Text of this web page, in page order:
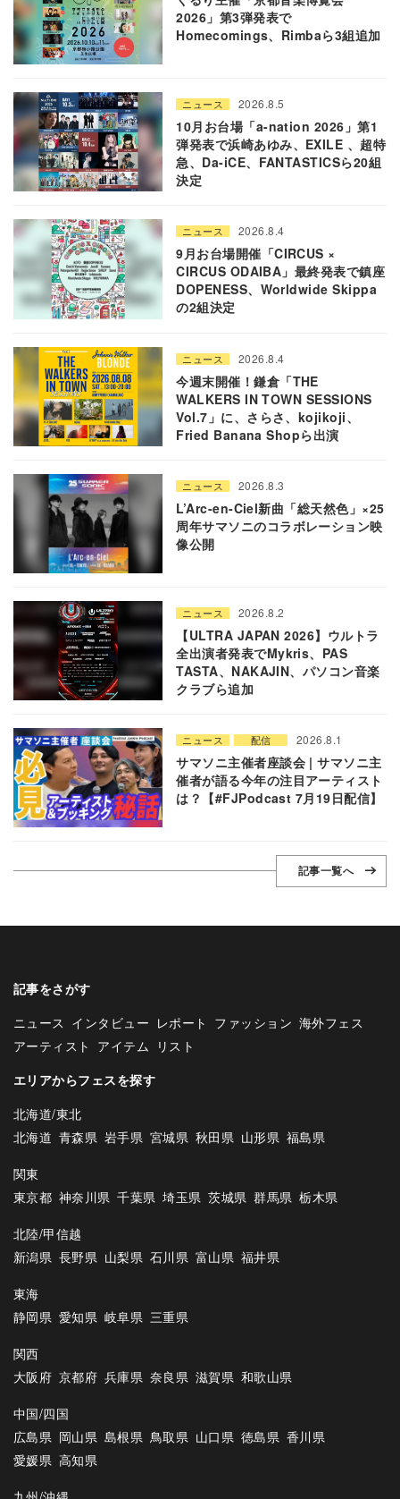
2026」第3弾発表で
Homecomings、Rimbaら3組追加
ニュース 2026.8.5
10月お台場「a-nation 2026」第1
弾発表で浜崎あゆみ、EXILE 、超特
急、Da-iCE、FANTASTICSら20組
決定
ニュース 2026.8.4
9月お台場開催「CIRCUS ×
CIRCUS ODAIBA」最終発表で鎮座
DOPENESS、Worldwide Skippa
の2組決定
ニュース 2026.8.4
今週末開催！鎌倉「THE
WALKERS IN TOWN SESSIONS
Vol.7」に、さらさ、kojikoji、
Fried Banana Shopら出演
ニュース 2026.8.3
L’Arc-en-Ciel新曲「総天然色」×25
周年サマソニのコラボレーション映
像公開
ニュース 2026.8.2
【ULTRA JAPAN 2026】ウルトラ
全出演者発表でMykris、PAS
TASTA、NAKAJIN、パソコン音楽
クラブら追加
ニュース 配信 2026.8.1
サマソニ主催者座談会 | サマソニ主
催者が語る今年の注目アーティスト
は？【#FJPodcast 7月19日配信】
記事一覧へ
記事をさがす
ニュース インタビュー レポート ファッション 海外フェス
アーティスト アイテム リスト
エリアからフェスを探す
北海道/東北
北海道 青森県 岩手県 宮城県 秋田県 山形県 福島県
関東
東京都 神奈川県 千葉県 埼玉県 茨城県 群馬県 栃木県
北陸/甲信越
新潟県 長野県 山梨県 石川県 富山県 福井県
東海
静岡県 愛知県 岐阜県 三重県
関西
大阪府 京都府 兵庫県 奈良県 滋賀県 和歌山県
中国/四国
広島県 岡山県 島根県 鳥取県 山口県 徳島県 香川県
愛媛県 高知県